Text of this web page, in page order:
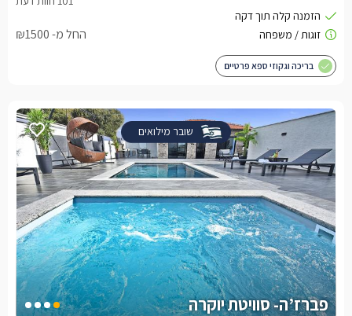
החל מ- ₪1500
בריכה וגקוזי ספא פרטיים
שובר מילואים
פברז’ה- סוויטת יוקרה